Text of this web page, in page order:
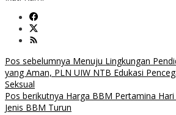
Navigasi
pos
Pos sebelumnya Menuju Lingkungan
yang Aman, PLN UIW NTB Edukasi
Seksual
Pos berikutnya Harga BBM Pertamina Hari
Jenis BBM Turun